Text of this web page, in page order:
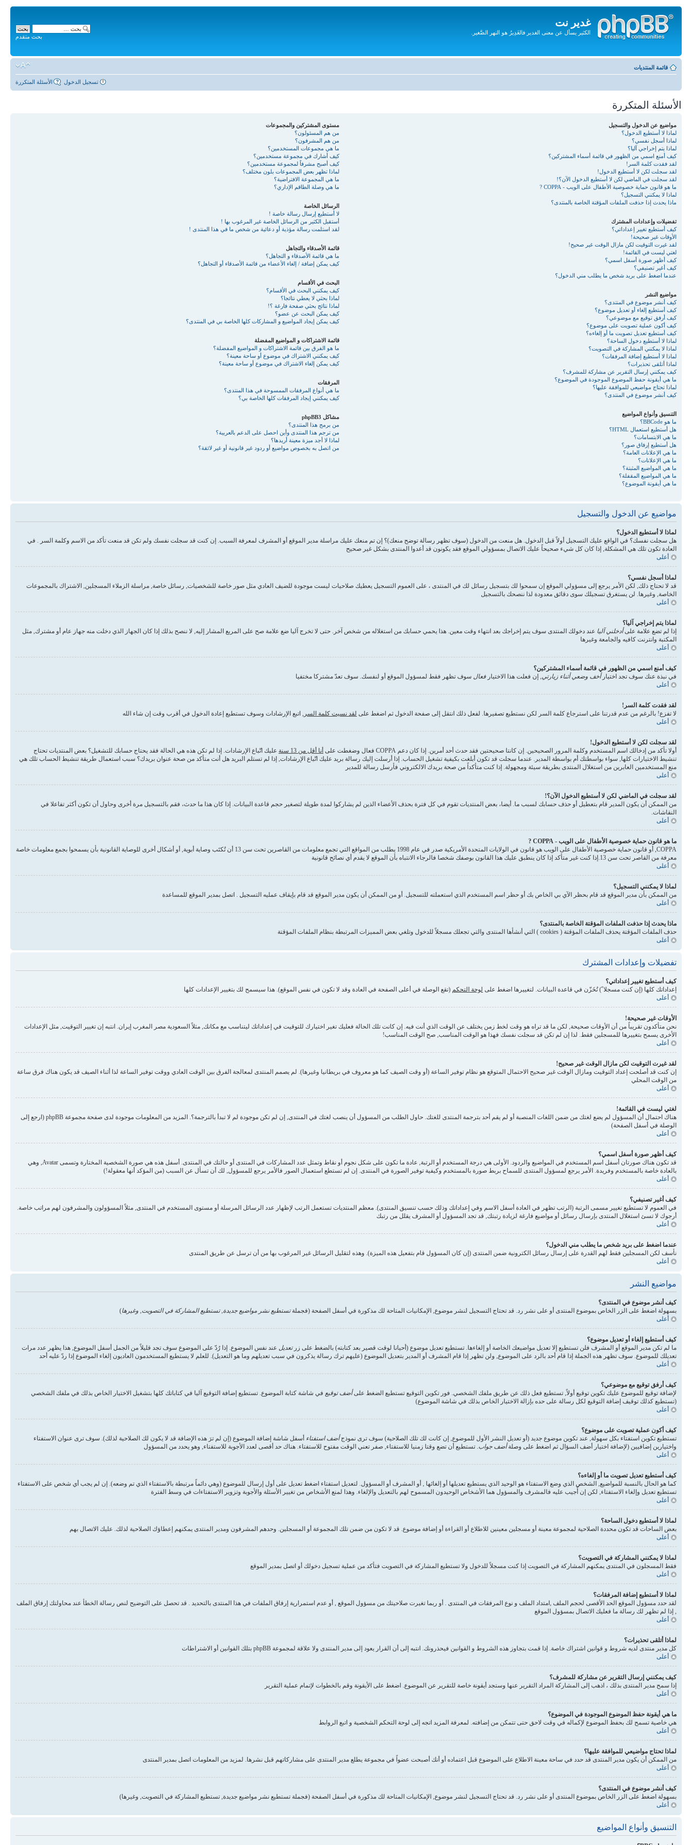
غدير نت
الكثير يسأل عن معنى الغدير فالغَدِيرُ هو النهر الصَّغير.
المحتويات
بحث متقدم
قائمة المنتديات
الأسئلة المتكررة تسجيل الدخول
الأسئلة المتكررة
مواضيع عن الدخول والتسجيل
لماذا لا أستطيع الدخول؟
لماذا أسجل نفسي؟
لماذا يتم إخراجي آليا؟
كيف أمنع اسمي من الظهور في قائمة أسماء المشتركين؟
لقد فقدت كلمة السر!
لقد سجلت لكن لا أستطيع الدخول!
لقد سجلت في الماضي لكن لا أستطيع الدخول الآن؟!
ما هو قانون حماية خصوصية الأطفال على الويب - COPPA ?
لماذا لا يمكنني التسجيل؟
ماذا يحدث إذا حذفت الملفات المؤقتة الخاصة بالمنتدى؟
تفضيلات وإعدادات المشترك
كيف أستطيع تغيير إعداداتي؟
الأوقات غير صحيحة!
لقد غيرت التوقيت لكن مازال الوقت غير صحيح!
لغتي ليست في القائمة!
كيف أظهر صورة أسفل اسمي؟
كيف أغير تصنيفي؟
عندما اضغط على بريد شخص ما يطلب مني الدخول؟
مواضيع النشر
كيف أنشر موضوع في المنتدى؟
كيف أستطيع إلغاء أو تعديل موضوع؟
كيف أرفق توقيع مع موضوعي؟
كيف أكون عملية تصويت على موضوع؟
كيف أستطيع تعديل تصويت ما أو إلغاءه؟
لماذا لا أستطيع دخول الساحة؟
لماذا لا يمكنني المشاركة في التصويت؟
لماذا لا أستطيع إضافة المرفقات؟
لماذا أتلقى تحذيرات؟
كيف يمكنني إرسال التقرير عن مشاركة للمشرف؟
ما هي أيقونة حفظ الموضوع الموجودة في الموضوع؟
لماذا تحتاج مواضيعي للموافقة عليها؟
كيف أنشر موضوع في المنتدى؟
التنسيق وأنواع المواضيع
ما هو BBCode؟
هل أستطيع استعمال HTML؟
ما هي الابتسامات؟
هل أستطيع إرفاق صور؟
ما هي الإعلانات العامة؟
ما هي الإعلانات؟
ما هي المواضيع المثبتة؟
ما هي المواضيع المقفلة؟
ما هي أيقونة الموضوع؟
مستوى المشتركين والمجموعات
من هم المسئولون؟
من هم المشرفون؟
ما هي مجموعات المستخدمين؟
كيف أشارك في مجموعة مستخدمين؟
كيف أصبح مشرفاً لمجموعة مستخدمين؟
لماذا تظهر بعض المجموعات بلون مختلف؟
ما هي المجموعة الافتراضية؟
ما هي وصلة الطاقم الإداري؟
الرسائل الخاصة
لا أستطيع إرسال رسالة خاصة !
أستقبل الكثير من الرسائل الخاصة غير المرغوب بها !
لقد استلمت رسالة مؤذية أو دعائية من شخص ما في هذا المنتدى !
قائمة الأصدقاء والتجاهل
ما هي قائمة الأصدقاء و التجاهل؟
كيف يمكن إضافة / إلغاء الأعضاء من قائمة الأصدقاء أو التجاهل؟
البحث في الأقسام
كيف يمكنني البحث في الأقسام؟
لماذا بحثي لا يعطي نتائجا؟
لماذا نتائج بحثي صفحة فارغة ؟!
كيف يمكن البحث عن عضو؟
كيف يمكن إيجاد المواضيع و المشاركات كلها الخاصة بي في المنتدى؟
قائمة الاشتراكات و المواضيع المفضلة
ما هو الفرق بين قائمة الاشتراكات و المواضيع المفضلة؟
كيف يمكنني الاشتراك في موضوع أو ساحة معينة؟
كيف يمكن إلغاء الاشتراك في موضوع أو ساحة معينة؟
المرفقات
ما هي أنواع المرفقات الممسوحة في هذا المنتدى؟
كيف يمكنني إيجاد المرفقات كلها الخاصة بي؟
مشاكل phpBB3
من برمج هذا المنتدى؟
من ترجم هذا المنتدى وأين احصل على الدعم بالعربية؟
لماذا لا أجد ميزة معينة أريدها؟
من اتصل به بخصوص مواضيع أو ردود غير قانونية أو غير لائقة؟
مواضيع عن الدخول والتسجيل
لماذا لا أستطيع الدخول؟
هل سجلت نفسك؟ في الواقع عليك التسجيل أولاً قبل الدخول. هل منعت من الدخول (سوف تظهر رسالة توضح منعك)؟ إن تم منعك عليك مراسلة مدير الموقع أو المشرف لمعرفة السبب. إن كنت قد سجلت نفسك ولم تكن قد منعت تأكد من الاسم وكلمة السر . في
العادة تكون تلك هي المشكلة, إذا كان كل شيء صحيحاً عليك الاتصال بمسؤولي الموقع فقد يكونون قد أعدوا المنتدى بشكل غير صحيح
أعلى
لماذا أسجل نفسي؟
قد لا تحتاج ذلك, لكن الأمر يرجع إلى مسؤولي الموقع إن سمحوا لك بتسجيل رسائل لك في المنتدى ، على العموم التسجيل يعطيك صلاحيات ليست موجودة للضيف العادي مثل صور خاصة للشخصيات, رسائل خاصة, مراسلة الزملاء المسجلين, الاشتراك بالمجموعات
الخاصة, وغيرها. لن يستغرق تسجيلك سوى دقائق معدودة لذا ننصحك بالتسجيل
أعلى
لماذا يتم إخراجي آليا؟
إذا لم تضع علامة علىأدخلني آليا عند دخولك المنتدى سوف يتم إخراجك بعد انتهاء وقت معين. هذا يحمي حسابك من استغلاله من شخص آخر. حتى لا تخرج آليا ضع علامة صح على المربع المشار إليه, لا ننصح بذلك إذا كان الجهاز الذي دخلت منه جهاز عام أو مشترك, مثل
المكتبة وانترنت كافيه والجامعة وغيرها
أعلى
كيف أمنع اسمي من الظهور في قائمة أسماء المشتركين؟
في نبذة عنك سوف تجد اختيارأخف وضعي أثناء زيارتي, إن فعلت هذا الاختيار فعال سوف تظهر فقط لمسؤول الموقع أو لنفسك. سوف تعدّ مشتركا مختفيا
أعلى
لقد فقدت كلمة السر!
لا تفزع! بالرغم من عدم قدرتنا على استرجاع كلمة السر لكن نستطيع تصفيرها. لفعل ذلك انتقل إلى صفحة الدخول ثم اضغط على لقد نسيت كلمة السر , اتبع الإرشادات وسوف تستطيع إعادة الدخول في أقرب وقت إن شاء الله
أعلى
لقد سجلت لكن لا أستطيع الدخول!
أولا تأكد من إدخالك اسم المستخدم وكلمة المرور الصحيحين. إن كانتا صحيحتين فقد حدث أحد أمرين. إذا كان دعم COPPA فعال وضغطت على
أنا أقل من 13 سنة
عليك اتّباع الإرشادات. إذا لم تكن هذه هي الحالة فقد يحتاج حسابك للتشغيل؟ بعض المنتديات تحتاج
تنشيط الاختيارات كلها, سواء بواسطتك أم بواسطة المدير. عندما سجلت قد تكون أبلغت بكيفية تشغيل الحساب. إذا أرسلت إليك رسالة بريد عليك اتّباع الإرشادات, إذا لم تستلم البريد هل أنت متأكد من صحة عنوان بريدك؟ سبب استعمال طريقة تنشيط الحساب تلك هي
منع المستخدمين العابرين من استغلال المنتدى بطريقة سيئة ومجهولة. إذا كنت متأكداً من صحة بريدك الالكتروني فأرسل رسالة للمدير
أعلى
لقد سجلت في الماضي لكن لا أستطيع الدخول الآن؟!
من الممكن أن يكون المدير قام بتعطيل أو حذف حسابك لسبب ما. أيضا، بعض المنتديات تقوم في كل فترة بحذف الأعضاء الذين لم يشاركوا لمدة طويلة لتصغير حجم قاعدة البيانات. إذا كان هذا ما حدث، فقم بالتسجيل مرة أخرى وحاول أن تكون أكثر تفاعلا في
النقاشات.
أعلى
ما هو قانون حماية خصوصية الأطفال على الويب - COPPA ?
COPPA, أو قانون حماية خصوصية الأطفال على الويب هو قانون في الولايات المتحدة الأمريكية صدر في عام 1998 يطلب من المواقع التي تجمع معلومات من القاصرين تحت سن 13 أن تُكتَب وصاية أبوية, أو أشكال أخرى للوصاية القانونية بأن يسمحوا بجمع معلومات خاصة
معرفة من القاصر تحت سن 13.إذا كنت غير متأكد إذا كان ينطبق عليك هذا القانون بوصفك شخصا فالرجاء الانتباه بأن الموقع لا يقدم أي نصائح قانونية
أعلى
لماذا لا يمكنني التسجيل؟
من الممكن بأن مدير الموقع قد قام بحظر الآي بي الخاص بك أو حظر اسم المستخدم الذي استعملته للتسجيل. أو من الممكن أن يكون مدير الموقع قد قام بإيقاف عمليه التسجيل . اتصل بمدير الموقع للمساعدة
أعلى
ماذا يحدث إذا حذفت الملفات المؤقتة الخاصة بالمنتدى؟
حذف الملفات المؤقتة يحذف الملفات المؤقتة ( cookies ) التي أنشأها المنتدى والتي تجعلك مسجلاً للدخول وتلغي بعض المميزات المرتبطة بنظام الملفات المؤقتة
أعلى
تفضيلات وإعدادات المشترك
كيف أستطيع تغيير إعداداتي؟
إعداداتك كلها (إن كنت مسجلا ً) تُخَزّن في قاعدة البيانات. لتغييرها اضغط على لوحة التحكم (تقع الوصلة في أعلى الصفحة في العادة وقد لا تكون في نفس الموقع). هذا سيسمح لك بتغيير الإعدادات كلها
أعلى
الأوقات غير صحيحة!
نحن متأكدون تقريباً من أن الأوقات صحيحة, لكن ما قد تراه هو وقت لخط زمن يختلف عن الوقت الذي أنت فيه. إن كانت تلك الحالة فعليك تغير اختيارك للتوقيت في إعداداتك ليتناسب مع مكانك, مثلاً السعودية مصر المغرب إيران. انتبه إن تغيير التوقيت, مثل الإعدادات
الأخرى يسمح بتغييرها للمسجلين فقط. لذا إن لم تكن قد سجلت نفسك فهذا هو الوقت المناسب, صح الوقت المناسب!
أعلى
لقد غيرت التوقيت لكن مازال الوقت غير صحيح!
إن كنت قد أصلحت إعداد التوقيت ومازال الوقت غير صحيح الاحتمال المتوقع هو نظام توفير الساعة (أو وقت الصيف كما هو معروف في بريطانيا وغيرها). لم يصمم المنتدى لمعالجة الفرق بين الوقت العادي ووقت توفير الساعة لذا أثناء الصيف قد يكون هناك فرق ساعة
من الوقت المحلي
أعلى
لغتي ليست في القائمة!
هناك احتمال أن المسؤول لم يضع لغتك من ضمن اللغات المنصبة أو لم يقم أحد بترجمة المنتدى للغتك. حاول الطلب من المسؤول أن ينصب لغتك في المنتدى, إن لم تكن موجودة لم لا تبدأ بالترجمة؟. المزيد من المعلومات موجودة لدى صفحة مجموعة phpBB (ارجع إلى
الوصلة في أسفل الصفحة)
أعلى
كيف أظهر صورة أسفل اسمي؟
قد تكون هناك صورتان أسفل اسم المستخدم في المواضيع والردود. الأولى هي درجة المستخدم أو الرتبة, عادة ما تكون على شكل نجوم أو نقاط وتمثل عدد المشاركات في المنتدى أو حالتك في المنتدى. أسفل هذه هي صورة الشخصية المختارة وتسمى Avatar, وهي
بالعادة خاصة بالمستخدم وفريدة. الأمر يرجع لمسؤول المنتدى للسماح بربط صورة بالمستخدم وكيفية توفير الصورة في المنتدى. إن لم تستطع استعمال الصور فالأمر يرجع للمسؤول, لك أن تسأل عن السبب (من المؤكد أنها معقولة!)
أعلى
كيف أغير تصنيفي؟
في العموم لا تستطيع تغيير مسمى الرتبة (الرتب تظهر في العادة أسفل الاسم وفي إعداداتك وذلك حسب تنسيق المنتدى). معظم المنتديات تستعمل الرتب لإظهار عدد الرسائل المرسلة أو مستوى المستخدم في المنتدى, مثلاً المسؤولون والمشرفون لهم مراتب خاصة.
أرجوك لا تسئ استغلال المنتدى بإرسال رسائل أو مواضيع فارغة لزيادة رتبتك, قد تجد المسؤول أو المشرف يقلل من رتبك
أعلى
عندما اضغط على بريد شخص ما يطلب مني الدخول؟
نأسف لكن المسجلين فقط لهم القدرة على إرسال رسائل الكترونية ضمن المنتدى (إن كان المسؤول قام بتفعيل هذه الميزة). وهذه لتقليل الرسائل غير المرغوب بها من أن ترسل عن طريق المنتدى
أعلى
مواضيع النشر
كيف أنشر موضوع في المنتدى؟
بسهولة اضغط على الزر الخاص بموضوع المنتدى أو على نشر رد. قد تحتاج التسجيل لنشر موضوع, الإمكانيات المتاحة لك مذكورة في أسفل الصفحة (فجملةتستطيع نشر مواضيع جديدة, تستطيع المشاركة في التصويت, وغيرها)
أعلى
كيف أستطيع إلغاء أو تعديل موضوع؟
ما لم تكن مدير الموقع أو المشرف فلن تستطيع إلا تعديل مواضيعك الخاصة أو إلغاءها. تستطيع تعديل موضوع (أحيانا لوقت قصير بعد كتابته) بالضغط على زرتعديل عند نفس الموضوع. إذا رُدّ على الموضوع سوف تجد قليلاً من الجمل أسفل الموضوع, هذا يظهر عدد مرات
تعديلك للموضوع. سوف تظهر هذه الجملة إذا قام أحد بالرد على الموضوع, ولن تظهر إذا قام المشرف أو المدير بتعديل الموضوع (عليهم ترك رسالة يذكرون في سبب تعديلهم وما هو التعديل). للعلم لا يستطيع المستخدمون العاديون إلغاء الموضوع إذا ردّ عليه أحد
أعلى
كيف أرفق توقيع مع موضوعي؟
لإضافة توقيع للموضوع عليك تكوين توقيع أولاً, تستطيع فعل ذلك عن طريق ملفك الشخصي. فور تكوين التوقيع تستطيع الضغط علىأضف توقيع في شاشة كتابة الموضوع. تستطيع إضافة التوقيع آليا في كتاباتك كلها بتشغيل الاختيار الخاص بذلك في ملفك الشخصي
(تستطيع كذلك توقيف إضافة التوقيع لكل رسالة على حده بإزالة الاختيار الخاص بذلك في شاشة الموضوع)
أعلى
كيف أكون عملية تصويت على موضوع؟
تستطيع تكوين استفتاء بكل سهولة, عند تكوين موضوع جديد (أو تعديل النشر الأول للموضوع, إن كانت لك تلك الصلاحية) سوف ترى نموذجأضف استفتاء أسفل شاشة إضافة الموضوع (إن لم ترَ هذه الإضافة قد لا يكون لك الصلاحية لذلك). سوف ترى عنوان الاستفتاء
واختيارين إضافيين (لإضافة اختيار أضف السؤال ثم اضغط على وصلةأضف جواب. تستطيع أن تضع وقتا زمنيا للاستفتاء, صفر تعني الوقت مفتوح للاستفتاء. هناك حد أقصى لعدد الأجوبة للاستفتاء, وهو يحدد من المسؤول
أعلى
كيف أستطيع تعديل تصويت ما أو إلغاءه؟
كما هو الحال بالنسبة للمواضيع, الشخص الذي وضع الاستفتاء هو الوحيد الذي يستطيع تعديلها أو إلغائها , أو المشرف أو المسؤول. لتعديل استفتاء اضغط تعديل على أول إرسال للموضوع (وهي دائماً مرتبطة بالاستفتاء الذي تم وضعه). إن لم يجب أي شخص على الاستفتاء
تستطيع تعديل وإلغاء الاستفتاء, لكن إن أُجيب عليه فالمشرف والمسؤول هما الأشخاص الوحيدون المسموح لهم بالتعديل والإلغاء. وهذا لمنع الأشخاص من تغيير الأسئلة والأجوبة وتزوير الاستفتاءات في وسط الفترة
أعلى
لماذا لا أستطيع دخول الساحة؟
بعض الساحات قد تكون محددة الصلاحية لمجموعة معينة أو مسجلين معينين للاطلاع أو القراءة أو إضافة موضوع. قد لا تكون من ضمن تلك المجموعة أو المسجلين. وحدهم المشرفون ومدير المنتدى يمكنهم إعطاؤك الصلاحية لذلك. عليك الاتصال بهم
أعلى
لماذا لا يمكنني المشاركة في التصويت؟
فقط المسجلون في المنتدى يمكنهم المشاركة في التصويت إذا كنت مسجلاً للدخول ولا تستطيع المشاركة في التصويت فتأكد من عملية تسجيل دخولك أو اتصل بمدير الموقع
أعلى
لماذا لا أستطيع إضافة المرفقات؟
لقد حدد مسؤول الموقع الحد الأقصى لحجم الملف ,امتداد الملف و نوع المرفقات في المنتدى . أو ربما تغيرت صلاحيتك من مسؤول الموقع , أو عدم استمرارية إرفاق الملفات في هذا المنتدى بالتحديد . قد تحصل على التوضيح لنص رسالة الخطأ عند محاولتك إرفاق الملف
, إذا لم تظهر لك رسالة ما فعليك الاتصال بمسؤول الموقع
أعلى
لماذا أتلقى تحذيرات؟
كل مدير منتدى لديه شروط و قوانين اشتراك خاصة. إذا قمت بتجاوز هذه الشروط و القوانين فيحذرونك. انتبه إلى أن القرار يعود إلى مدير المنتدى ولا علاقة لمجموعة phpBB بتلك القوانين أو الاشتراطات
أعلى
كيف يمكنني إرسال التقرير عن مشاركة للمشرف؟
إذا سمح مدير المنتدى بذلك ، اذهب إلى المشاركة المراد التقرير عنها وستجد أيقونة خاصة للتقرير عن الموضوع. اضغط على الأيقونة وقم بالخطوات لإتمام عملية التقرير
أعلى
ما هي أيقونة حفظ الموضوع الموجودة في الموضوع؟
هي خاصية تسمح لك بحفظ الموضوع لإكماله في وقت لاحق حتى تتمكن من إضافته. لمعرفة المزيد اتجه إلى لوحة التحكم الشخصية و اتبع الروابط
أعلى
لماذا تحتاج مواضيعي للموافقة عليها؟
من الممكن أن يكون مدير المنتدى قد حدد في ساحة معينة الاطلاع على الموضوع قبل اعتماده أو أنك أصبحت عضواً في مجموعة يطلع مدير المنتدى على مشاركاتهم قبل نشرها. لمزيد من المعلومات اتصل بمدير المنتدى
أعلى
كيف أنشر موضوع في المنتدى؟
بسهولة اضغط على الزر الخاص بموضوع المنتدى أو على نشر رد. قد تحتاج التسجيل لنشر موضوع, الإمكانيات المتاحة لك مذكورة في أسفل الصفحة (فجملة تستطيع نشر مواضيع جديدة, تستطيع المشاركة في التصويت, وغيرها)
أعلى
التنسيق وأنواع المواضيع